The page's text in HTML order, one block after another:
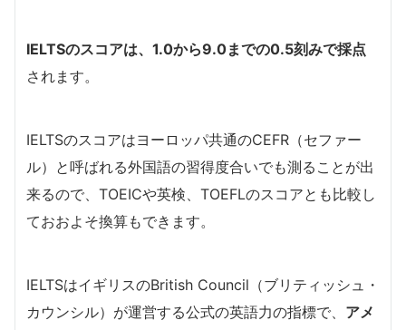
IELTSのスコアは、1.0から9.0までの0.5刻みで採点
されます。
IELTSのスコアはヨーロッパ共通のCEFR（セファー
ル）と呼ばれる外国語の習得度合いでも測ることが出
来るので、TOEICや英検、TOEFLのスコアとも比較し
ておおよそ換算もできます。
IELTSはイギリスのBritish Council（ブリティッシュ・
カウンシル）が運営する公式の英語力の指標で、 アメ